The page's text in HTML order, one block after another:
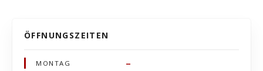
ÖFFNUNGSZEITEN
MONTAG –